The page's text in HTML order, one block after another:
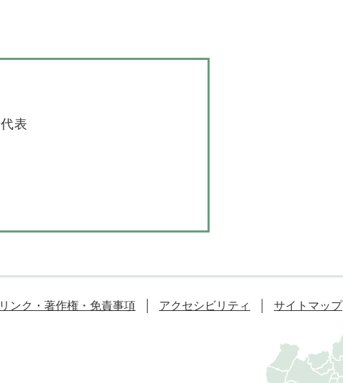
代表
リンク・著作権・免責事項 アクセシビリティ サイトマップ